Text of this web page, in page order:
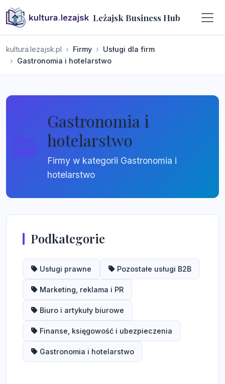
Leżajsk Business Hub
kultura.lezajsk.pl Firmy
Usługi dla firm
Gastronomia i hotelarstwo
Gastronomia i
hotelarstwo
Firmy w kategorii Gastronomia i
hotelarstwo
Podkategorie
Usługi prawne Pozostałe usługi B2B
Marketing, reklama i PR
Biuro i artykuły biurowe
Finanse, księgowość i ubezpieczenia
Gastronomia i hotelarstwo